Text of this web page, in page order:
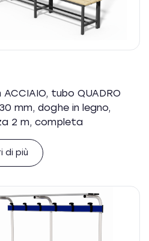
ACCIAIO, tubo QUADRO
mm, doghe in legno,
2 m, completa
di più